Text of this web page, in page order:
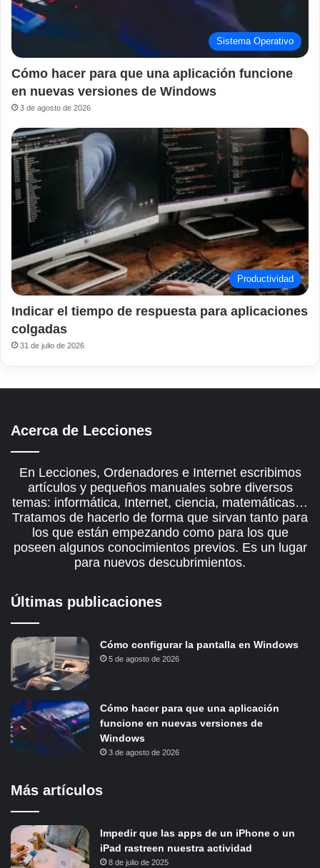
Sistema Operativo
Cómo hacer para que una aplicación funcione
en nuevas versiones de Windows
3 de agosto de 2026
Productividad
Indicar el tiempo de respuesta para aplicaciones
colgadas
31 de julio de 2026
Acerca de Lecciones
En Lecciones, Ordenadores e Internet escribimos
artículos y pequeños manuales sobre diversos
temas: informática, Internet, ciencia, matemáticas…
Tratamos de hacerlo de forma que sirvan tanto para
los que están empezando como para los que
poseen algunos conocimientos previos. Es un lugar
para nuevos descubrimientos.
Últimas publicaciones
Cómo configurar la pantalla en Windows
5 de agosto de 2026
Cómo hacer para que una aplicación
funcione en nuevas versiones de
Windows
3 de agosto de 2026
Más artículos
Impedir que las apps de un iPhone o un
iPad rastreen nuestra actividad
8 de julio de 2025